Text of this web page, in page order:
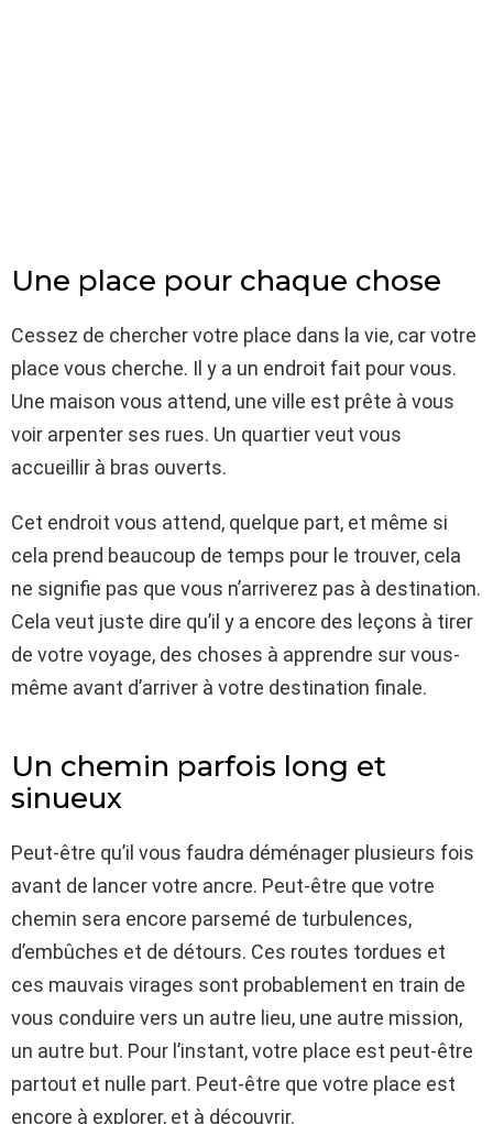
Une place pour chaque chose
Cessez de chercher votre place dans la vie, car votre
place vous cherche. Il y a un endroit fait pour vous.
Une maison vous attend, une ville est prête à vous
voir arpenter ses rues. Un quartier veut vous
accueillir à bras ouverts.
Cet endroit vous attend, quelque part, et même si
cela prend beaucoup de temps pour le trouver, cela
ne signifie pas que vous n’arriverez pas à destination.
Cela veut juste dire qu’il y a encore des leçons à tirer
de votre voyage, des choses à apprendre sur vous-
même avant d’arriver à votre destination finale.
Un chemin parfois long et
sinueux
Peut-être qu’il vous faudra déménager plusieurs fois
avant de lancer votre ancre. Peut-être que votre
chemin sera encore parsemé de turbulences,
d’embûches et de détours. Ces routes tordues et
ces mauvais virages sont probablement en train de
vous conduire vers un autre lieu, une autre mission,
un autre but. Pour l’instant, votre place est peut-être
partout et nulle part. Peut-être que votre place est
encore à explorer, et à découvrir.